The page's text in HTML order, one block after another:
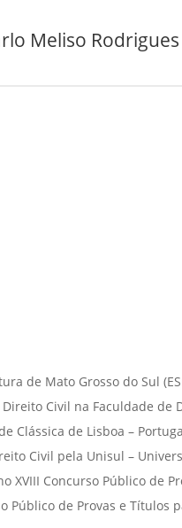
Meliso Rodrigues
de Mato Grosso do Sul
Civil na Faculdade
de Lisboa –
Civil pela Unisul –
XVIII Concurso Público de
Público de Provas e